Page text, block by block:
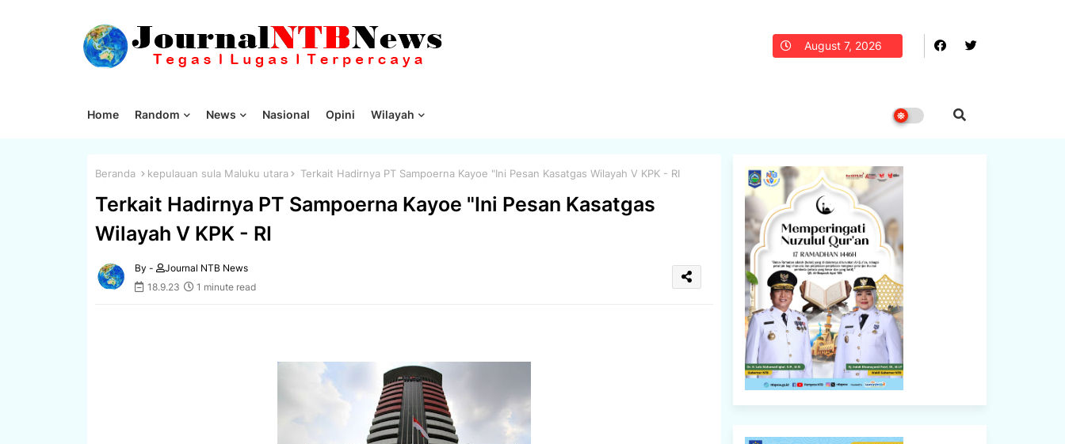
August 7, 2026
Home Random News Nasional Opini Wilayah
Beranda kepulauan sula Maluku utara Terkait Hadirnya PT Sampoerna Kayoe "Ini Pesan Kasatgas Wilayah V KPK - RI
Terkait Hadirnya PT Sampoerna Kayoe "Ini Pesan Kasatgas
Wilayah V KPK - RI
By -
Journal NTB News
18.9.23
1 minute read